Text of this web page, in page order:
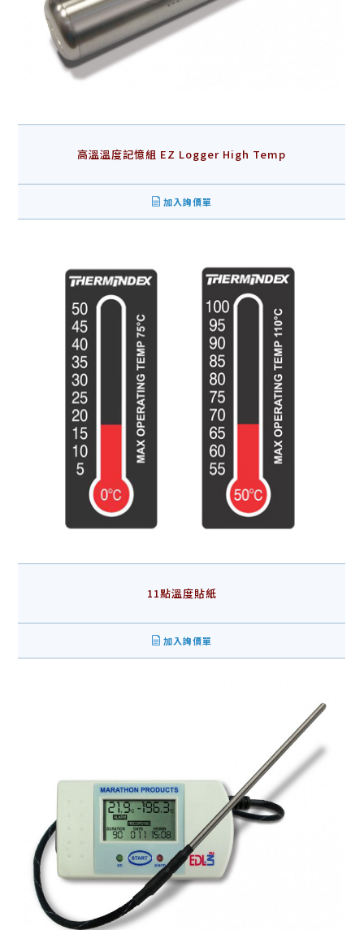
高溫溫度記憶組 EZ Logger High Temp
加入詢價單
11點溫度貼紙
加入詢價單